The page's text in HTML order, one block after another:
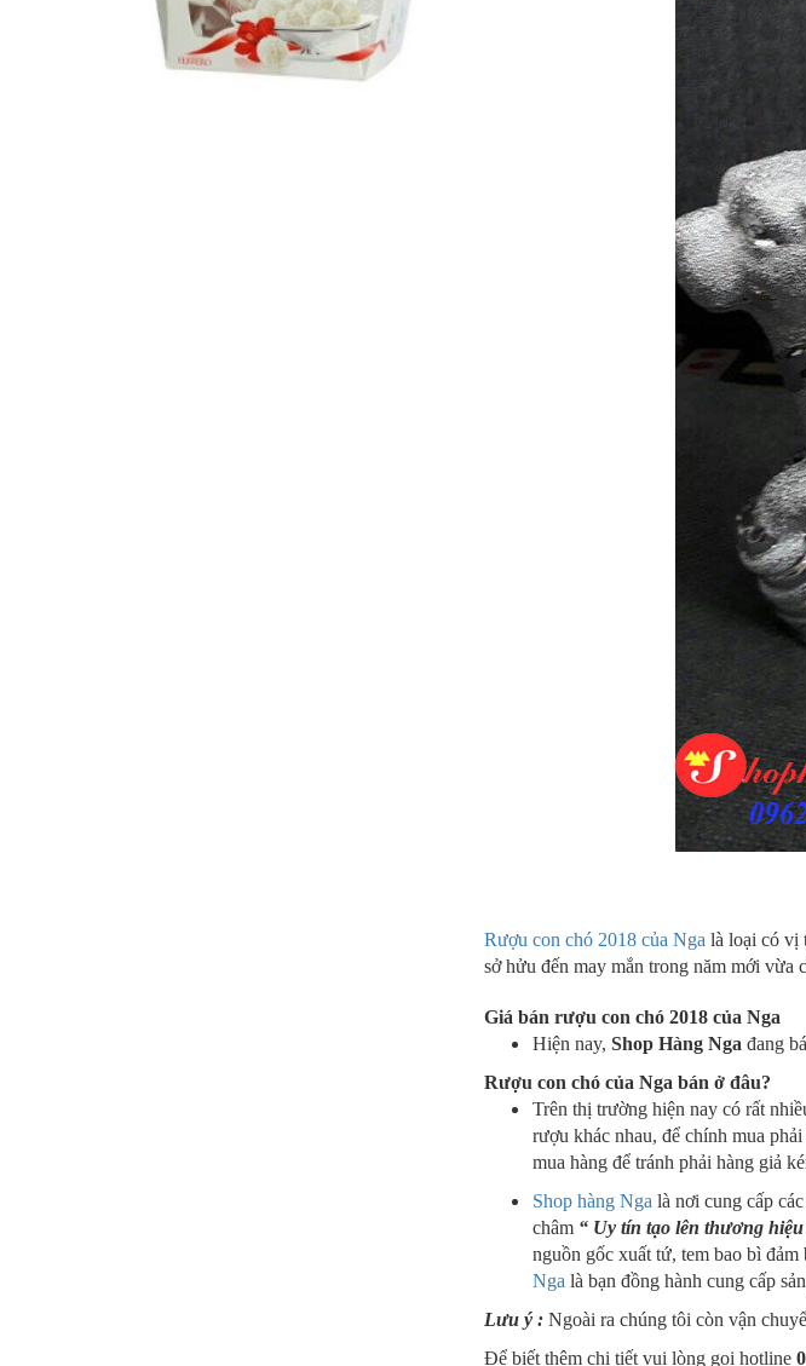
Rượu con chó 2018 của Nga là loại có vị
sở hửu đến may mắn trong năm mới vừa
Giá bán rượu con chó 2018 của Nga
Hiện nay, Shop Hàng Nga đang
Rượu con chó của Nga bán ở đâu?
Trên thị trường hiện nay có rất
rượu khác nhau, để chính mua
mua hàng để tránh phải hàng giả
Shop hàng Nga là nơi cung cấp
châm “ Uy tín tạo lên thương
nguồn gốc xuất tứ, tem bao bì
Nga là bạn đồng hành cung cấp
Lưu ý :Ngoài ra chúng tôi còn vận
Để biết thêm chi tiết vui lòng gọi hotline